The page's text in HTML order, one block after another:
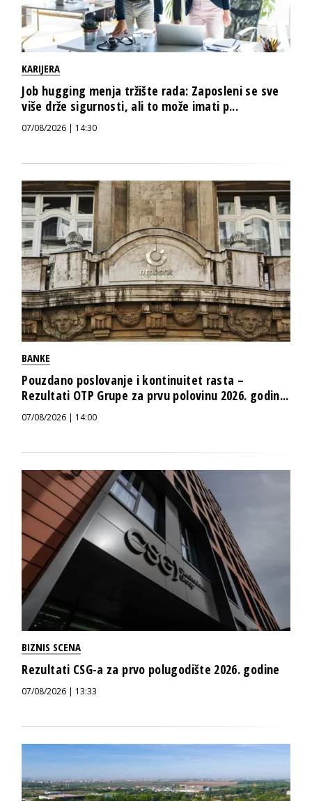
KARIJERA
Job hugging menja tržište rada: Zaposleni se sve
više drže sigurnosti, ali to može imati p...
07/08/2026 | 14:30
BANKE
Pouzdano poslovanje i kontinuitet rasta –
Rezultati OTP Grupe za prvu polovinu 2026. godin...
07/08/2026 | 14:00
BIZNIS SCENA
Rezultati CSG-a za prvo polugodište 2026. godine
07/08/2026 | 13:33